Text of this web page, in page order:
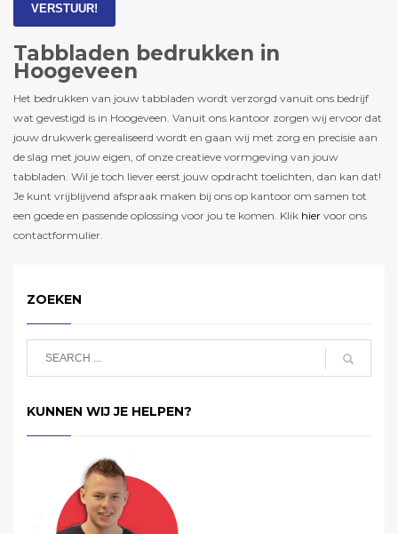
VERSTUUR!
Tabbladen bedrukken in
Hoogeveen
Het bedrukken van jouw tabbladen wordt verzorgd vanuit ons bedrijf
wat gevestigd is in Hoogeveen. Vanuit ons kantoor zorgen wij ervoor dat
jouw drukwerk gerealiseerd wordt en gaan wij met zorg en precisie aan
de slag met jouw eigen, of onze creatieve vormgeving van jouw
tabbladen. Wil je toch liever eerst jouw opdracht toelichten, dan kan dat!
Je kunt vrijblijvend afspraak maken bij ons op kantoor om samen tot
een goede en passende oplossing voor jou te komen. Klik hier voor ons
contactformulier.
ZOEKEN
KUNNEN WIJ JE HELPEN?